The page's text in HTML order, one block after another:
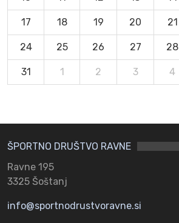
17 18 19 20 21
24 25 26 27 28
31 1 2 3 4
ŠPORTNO DRUŠTVO RAVNE
Ravne 195
3325 Šoštanj
info@sportnodrustvoravne.si